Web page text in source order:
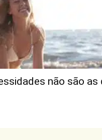
não são as